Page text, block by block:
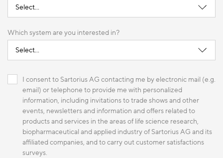
Which system are you interested in?
I consent to Sartorius AG contacting me by electronic mail (e.g.
email) or telephone to provide me with personalized
information, including invitations to trade shows and other
events, newsletters and information and offers related to
products and services in the areas of life science research,
biopharmaceutical and applied industry of Sartorius AG and its
affiliated companies, and to carry out customer satisfactions
surveys.